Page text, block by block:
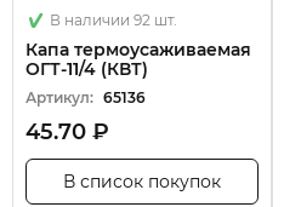
В наличии 92 шт.
Капа термоусаживаемая
ОГТ-11/4 (КВТ)
Артикул: 65136
45.70 ₽
В список покупок